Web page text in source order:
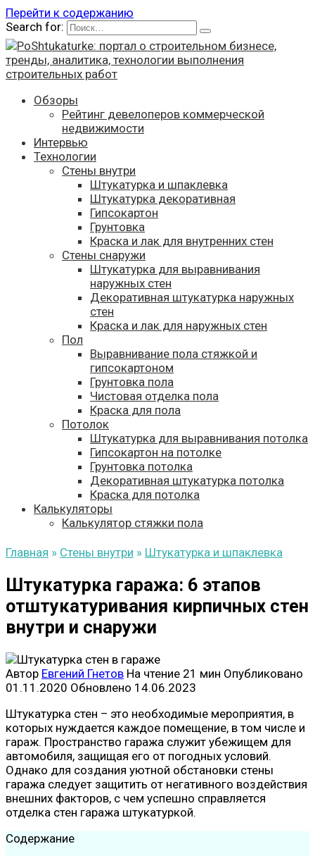
Перейти к содержанию
Search for:
Обзоры
Рейтинг девелоперов коммерческой
недвижимости
Интервью
Технологии
Стены внутри
Штукатурка и шпаклевка
Штукатурка декоративная
Гипсокартон
Грунтовка
Краска и лак для внутренних стен
Стены снаружи
Штукатурка для выравнивания
наружных стен
Декоративная штукатурка наружных
стен
Краска и лак для наружных стен
Пол
Выравнивание пола стяжкой и
гипсокартоном
Грунтовка пола
Чистовая отделка пола
Краска для пола
Потолок
Штукатурка для выравнивания потолка
Гипсокартон на потолке
Грунтовка потолка
Декоративная штукатурка потолка
Краска для потолка
Калькуляторы
Калькулятор стяжки пола
Главная » Стены внутри » Штукатурка и шпаклевка
Штукатурка гаража: 6 этапов
отштукатуривания кирпичных стен
внутри и снаружи
Автор Евгений Гнетов На чтение 21 мин Опубликовано
01.11.2020 Обновлено 14.06.2023
Штукатурка стен – это необходимые мероприятия, в
которых нуждается каждое помещение, в том числе и
гараж. Пространство гаража служит убежищем для
автомобиля, защищая его от погодных условий.
Однако для создания уютной обстановки стены
гаража следует защитить от негативного воздействия
внешних факторов, с чем успешно справляется
отделка стен гаража штукатуркой.
Содержание